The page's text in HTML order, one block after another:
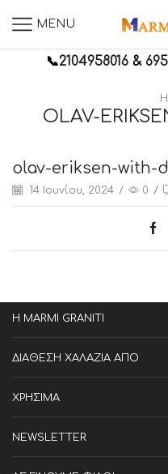
MENU
📞2104958016 &
OLAV-
olav-eriksen-with-
14 Ιουνίου, 2024 / 0 /
Η MARMI GRANITI
ΔΙΑΘΕΣΗ ΧΑΛΑΖΙΑ ΑΠΟ
ΧΡΗΣΙΜΑ
NEWSLETTER